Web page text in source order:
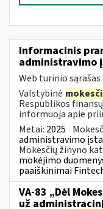
Informacinis
administravimo
Web turinio sąrašas
Valstybinė
Respublikos
informuoja apie
Metai: 2025
administravimo
Mokesčių žinyno
mokėjimo
paaiškinimai
VA-83 „Dėl
už